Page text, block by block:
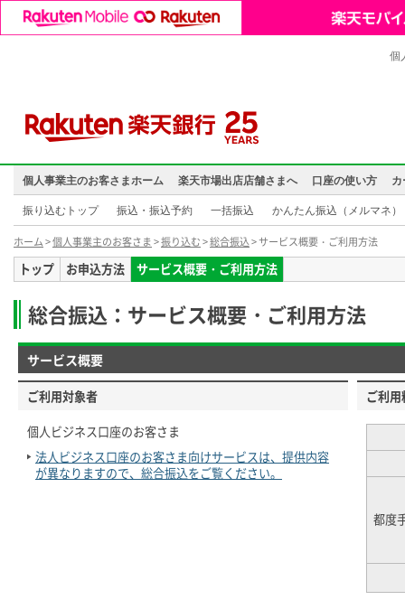
個
個人事業主のお客さまホーム 楽天市場出店店舗さまへ 口座の使い方 カ
振り込むトップ 振込・振込予約 一括振込 かんたん振込（メルマネ）
ホーム>個人事業主のお客さま>振り込む>総合振込> サービス概要・ご利用方法
トップ お申込方法 サービス概要・ご利用方法
総合振込：サービス概要・ご利用方法
サービス概要
ご利用対象者
個人ビジネス口座のお客さま
法人ビジネス口座のお客さま向けサービスは、提供内容
が異なりますので、総合振込をご覧ください。
ご利用
都度